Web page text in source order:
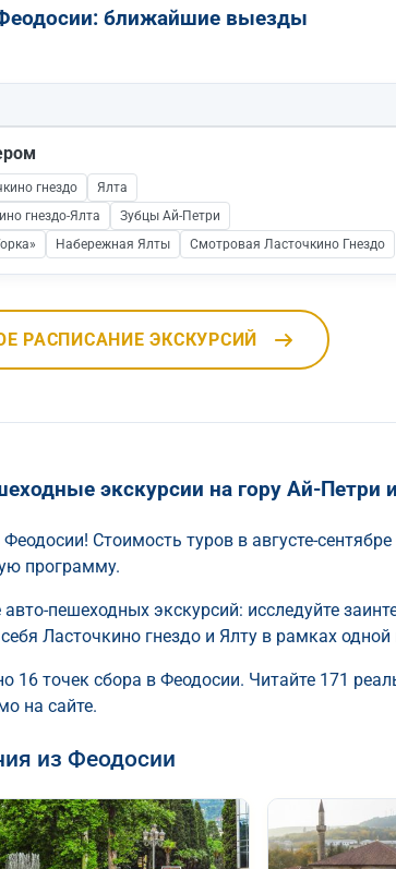
ближайшие выезды
гнездо
Ялта
гнездо-Ялта
Зубцы Ай-Петри
Набережная Ялты Смотровая Ласточкино Гнездо
РАСПИСАНИЕ ЭКСКУРСИЙ
экскурсии на гору Ай-Петри
Феодосии! Стоимость туров в августе-
программу.
пешеходных экскурсий: исследуйте
Ласточкино гнездо и Ялту в рамках одной
16 точек сбора в Феодосии. Читайте 171
на сайте.
из Феодосии